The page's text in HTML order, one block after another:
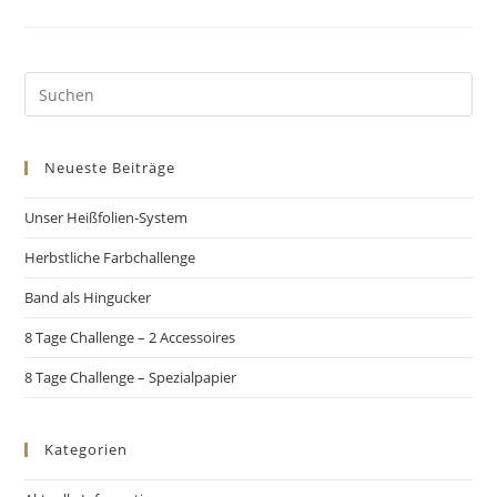
Neueste Beiträge
Unser Heißfolien-System
Herbstliche Farbchallenge
Band als Hingucker
8 Tage Challenge – 2 Accessoires
8 Tage Challenge – Spezialpapier
Kategorien